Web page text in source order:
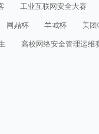
工业互联网安全大赛
网鼎杯 羊城杯 美
高校网络安全管理运维